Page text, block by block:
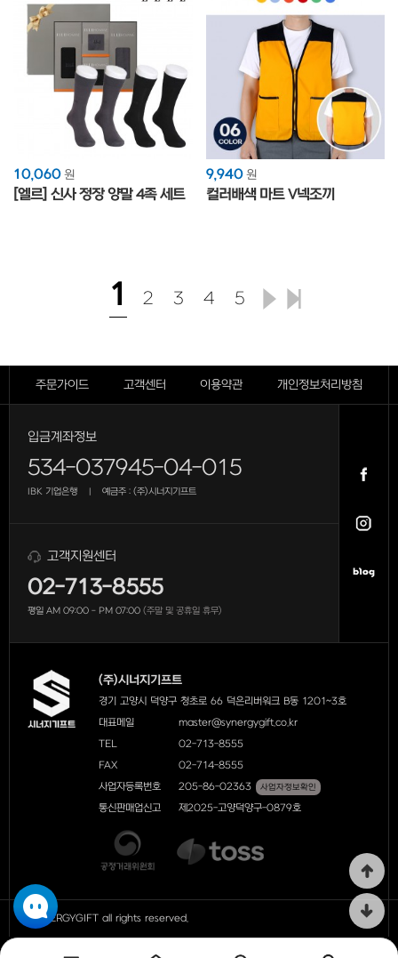
10,060 원
[엘르] 신사 정장 양말 4족 세트
9,940 원
컬러배색 마트 V넥조끼
1 2 3 4 5
주문가이드 고객센터 이용약관 개인정보처리방침
입금계좌정보
534-037945-04-015
IBK 기업은행 예금주 : (주)시너지기프트
고객지원센터
02-713-8555
평일 AM 09:00 - PM 07:00 (주말 및 공휴일 휴무)
(주)시너지기프트
경기 고양시 덕양구 청초로 66 덕은리버워크 B동 1201~3호
대표메일
master@synergygift.co.kr
TEL
02-713-8555
FAX
02-714-8555
사업자등록번호
205-86-02363 사업자정보확인
통신판매업신고 제2025-고양덕양구-0879호
ⓒ SYNERGYGIFT all rights reserved.